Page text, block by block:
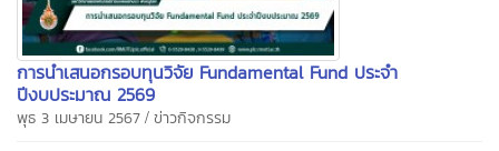
การนำเสนอกรอบทุนวิจัย Fundamental Fund ประจำ
ปีงบประมาณ 2569
พุธ 3 เมษายน 2567 / ข่าวกิจกรรม